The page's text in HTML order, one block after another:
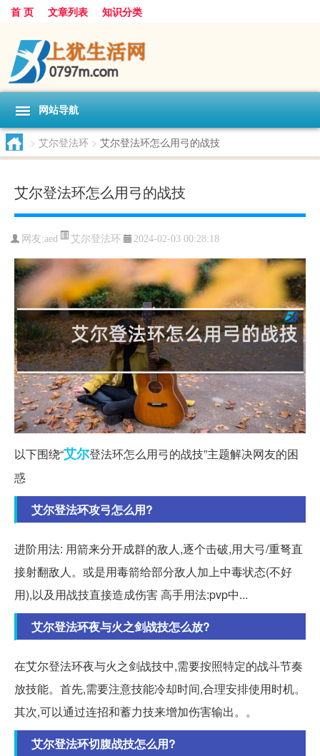
首 页 文章列表 知识分类
网站导航
> 艾尔登法环 > 艾尔登法环怎么用弓的战技
艾尔登法环怎么用弓的战技
网友:aed 艾尔登法环 2024-02-03 00:28:18
以下围绕“艾尔登法环怎么用弓的战技”主题解决网友的困
惑
艾尔登法环攻弓怎么用?
进阶用法: 用箭来分开成群的敌人,逐个击破,用大弓/重弩直
接射翻敌人。或是用毒箭给部分敌人加上中毒状态(不好
用),以及用战技直接造成伤害 高手用法:pvp中...
艾尔登法环夜与火之剑战技怎么放?
在艾尔登法环夜与火之剑战技中,需要按照特定的战斗节奏
放技能。首先,需要注意技能冷却时间,合理安排使用时机。
其次,可以通过连招和蓄力技来增加伤害输出。。
艾尔登法环切腹战技怎么用?